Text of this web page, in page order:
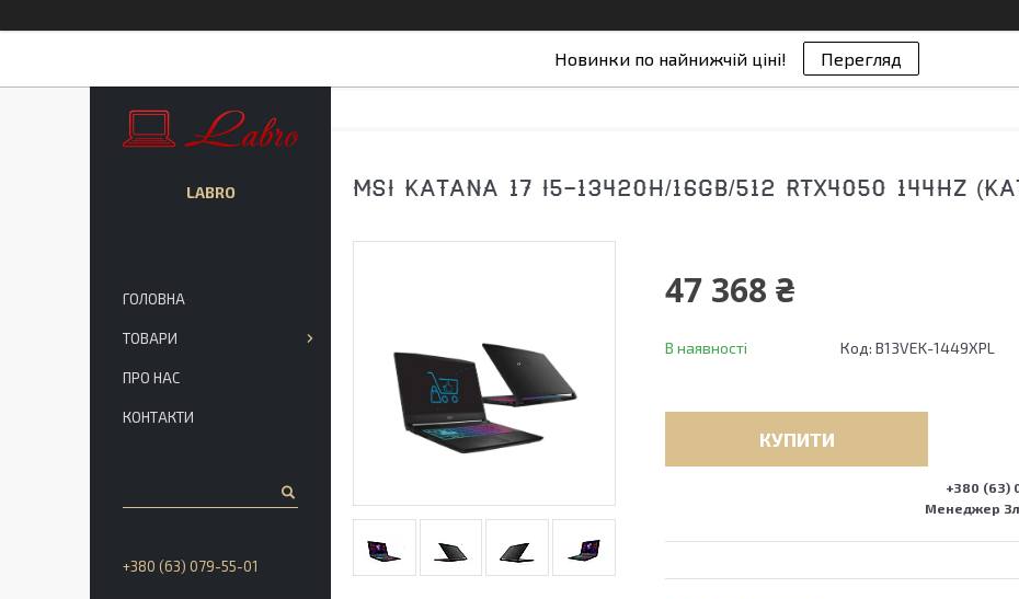
Новинки по найнижчій ціні! Перегляд
MSI KATANA 17 I5-13420H/16GB/512 RTX4050 144HZ
47 368 ₴
В наявності Код: B13VEK-1449XPL
КУПИТИ
+380 (63)
Менеджер
LABRO
ГОЛОВНА
ТОВАРИ
ПРО НАС
КОНТАКТИ
+380 (63) 079-55-01